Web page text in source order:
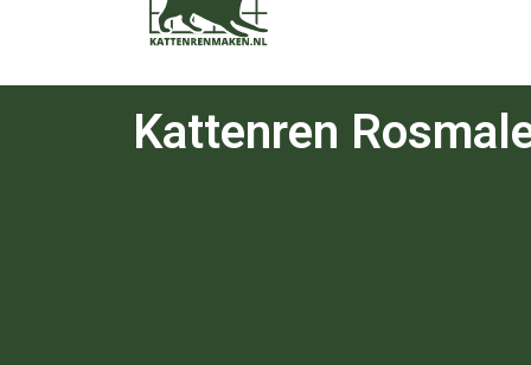
Kattenren